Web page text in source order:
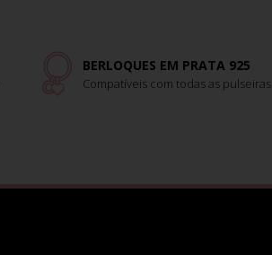
BERLOQUES EM PRATA 925
Compatíveis com todas as pulseiras